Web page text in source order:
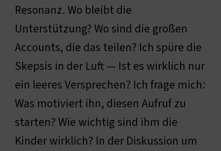
Resonanz. Wo bleibt die
Unterstützung? Wo sind die großen
Accounts, die das teilen? Ich spüre die
Skepsis in der Luft — Ist es wirklich nur
ein leeres Versprechen? Ich frage mich:
Was motiviert ihn, diesen Aufruf zu
starten? Wie wichtig sind ihm die
Kinder wirklich? In der Diskussion um